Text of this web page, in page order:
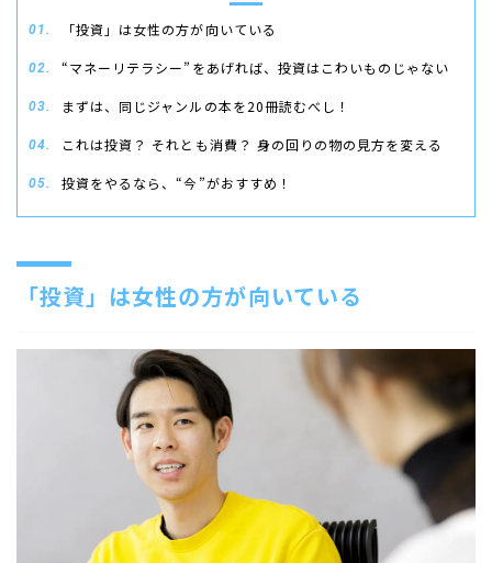
「投資」は女性の方が向いている
“マネーリテラシー”をあげれば、投資はこわいものじゃない
まずは、同じジャンルの本を20冊読むべし！
これは投資？ それとも消費？ 身の回りの物の見方を変える
投資をやるなら、“今”がおすすめ！
「投資」は女性の方が向いている